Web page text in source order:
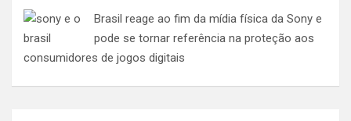
Brasil reage ao fim da mídia física da Sony e
pode se tornar referência na proteção aos
consumidores de jogos digitais